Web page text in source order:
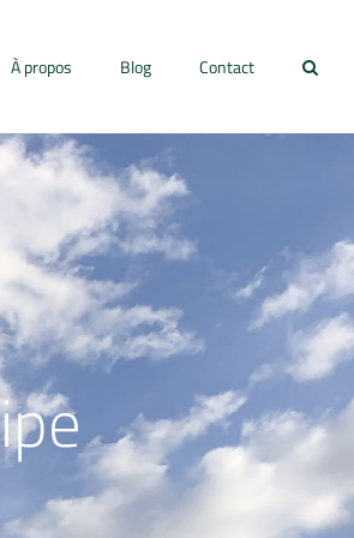
À propos Blog Contact